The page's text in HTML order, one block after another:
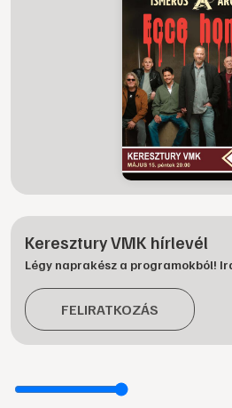
Keresztury VMK hírlevél
Légy naprakész a programokból!
FELIRATKOZÁS